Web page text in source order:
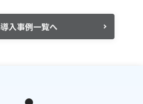
導入事例一覧へ